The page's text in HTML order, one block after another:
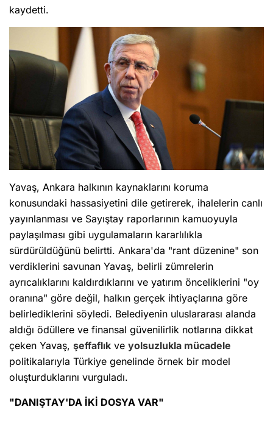
kaydetti.
Yavaş, Ankara halkının kaynaklarını koruma
konusundaki hassasiyetini dile getirerek, ihalelerin canlı
yayınlanması ve Sayıştay raporlarının kamuoyuyla
paylaşılması gibi uygulamaların kararlılıkla
sürdürüldüğünü belirtti. Ankara'da "rant düzenine" son
verdiklerini savunan Yavaş, belirli zümrelerin
ayrıcalıklarını kaldırdıklarını ve yatırım önceliklerini "oy
oranına" göre değil, halkın gerçek ihtiyaçlarına göre
belirlediklerini söyledi. Belediyenin uluslararası alanda
aldığı ödüllere ve finansal güvenilirlik notlarına dikkat
çeken Yavaş, şeffaflık ve yolsuzlukla mücadele
politikalarıyla Türkiye genelinde örnek bir model
oluşturduklarını vurguladı.
"DANIŞTAY'DA İKİ DOSYA VAR"